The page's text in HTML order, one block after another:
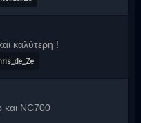
καλύτερη !
και NC700